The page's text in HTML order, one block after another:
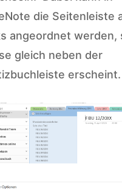
die Seitenleiste
angeordnet werden,
gleich neben der
erscheint.